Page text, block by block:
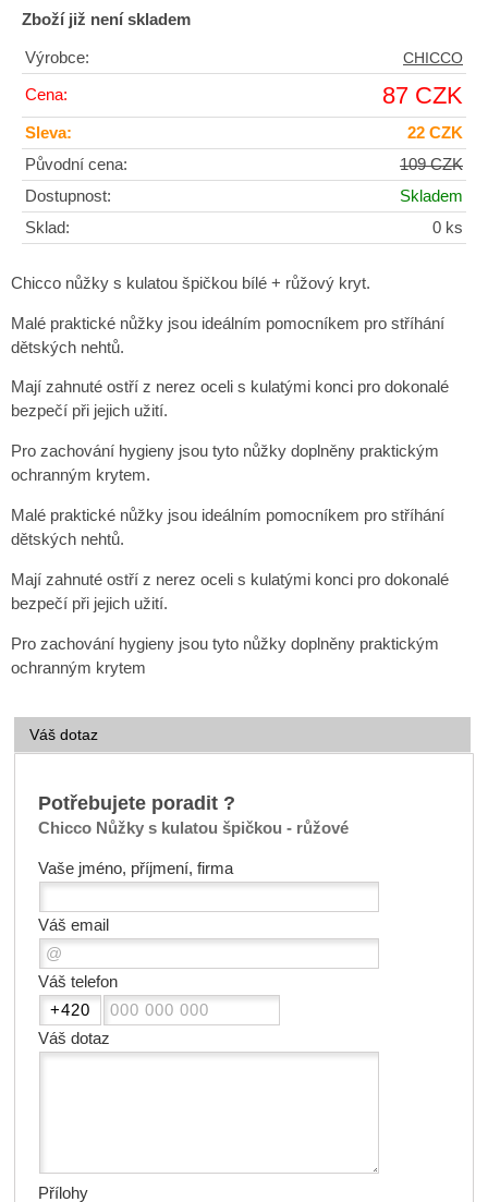
Zboží již není skladem
Výrobce: CHICCO
Cena: 87 CZK
Sleva:
22 CZK
Původní cena:
109 CZK
Dostupnost:
Skladem
Sklad:
0 ks
Chicco nůžky s kulatou špičkou bílé + růžový kryt.
Malé praktické nůžky jsou ideálním pomocníkem pro stříhání
dětských nehtů.
Mají zahnuté ostří z nerez oceli s kulatými konci pro dokonalé
bezpečí při jejich užití.
Pro zachování hygieny jsou tyto nůžky doplněny praktickým
ochranným krytem.
Malé praktické nůžky jsou ideálním pomocníkem pro stříhání
dětských nehtů.
Mají zahnuté ostří z nerez oceli s kulatými konci pro dokonalé
bezpečí při jejich užití.
Pro zachování hygieny jsou tyto nůžky doplněny praktickým
ochranným krytem
Váš dotaz
Potřebujete poradit ?
Chicco Nůžky s kulatou špičkou - růžové
Vaše jméno, příjmení, firma
Váš email
Váš telefon
Váš dotaz
Přílohy